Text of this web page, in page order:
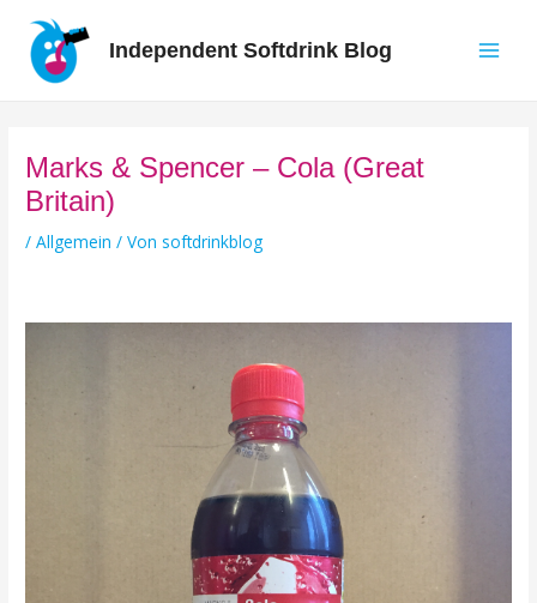
Inhalt
springen
Independent Softdrink Blog
Marks & Spencer – Cola (Great
Britain)
/Allgemein / Von softdrinkblog